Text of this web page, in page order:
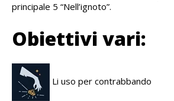
principale 5 “Nell’ignoto”.
Obiettivi vari:
Li uso per contrabbando